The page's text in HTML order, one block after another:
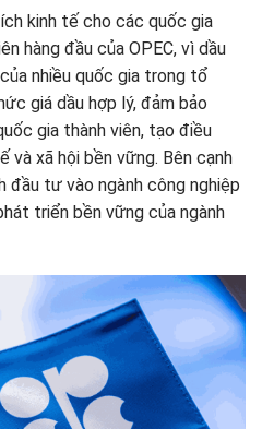
kinh tế cho các quốc gia
hàng đầu của OPEC, vì dầu
nhiều quốc gia trong tổ
giá dầu hợp lý, đảm bảo
gia thành viên, tạo điều
và xã hội bền vững. Bên cạnh
đầu tư vào ngành công nghiệp
triển bền vững của ngành